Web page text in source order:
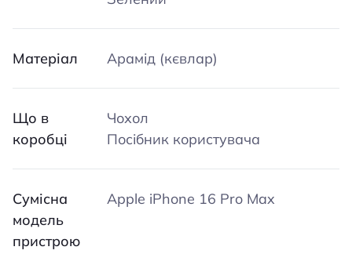
Матеріал Арамід (кєвлар)
Що в
коробці
Чохол
Посібник користувача
Сумісна
модель
пристрою
Apple iPhone 16 Pro Max